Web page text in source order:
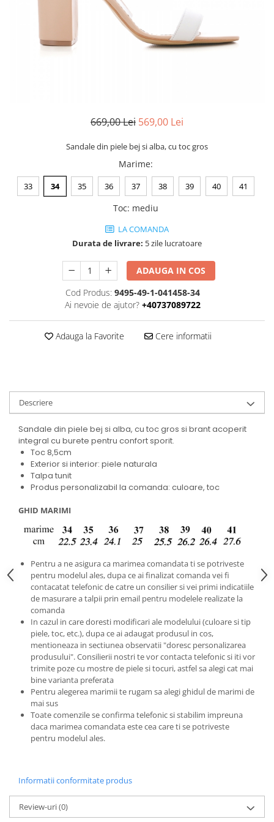
669,00 Lei 569,00 Lei
Sandale din piele bej si alba, cu toc gros
Marime:
33 34 35 36 37 38 39 40 41
Toc: mediu
LA COMANDA
Durata de livrare: 5 zile lucratoare
ADAUGA IN COS
Cod Produs: 9495-49-1-041458-34
Ai nevoie de ajutor? +40737089722
Adauga la Favorite Cere informatii
Descriere
Sandale din piele bej si alba, cu toc gros si brant acoperit
integral cu burete pentru confort sporit.
Toc 8,5cm
Exterior si interior: piele naturala
Talpa tunit
Produs personalizabil la comanda: culoare, toc
GHID MARIMI
Pentru a ne asigura ca marimea comandata ti se potriveste
pentru modelul ales, dupa ce ai finalizat comanda vei fi
contacatat telefonic de catre un consilier si vei primi indicatiile
de masurare a talpii prin email pentru modelele realizate la
comanda
In cazul in care doresti modificari ale modelului (culoare si tip
piele, toc, etc.), dupa ce ai adaugat produsul in cos,
mentioneaza in sectiunea observatii "doresc personalizarea
produsului". Consilierii nostri te vor contacta telefonic si iti vor
trimite poze cu mostre de piele si tocuri, astfel sa alegi cat mai
bine varianta preferata
Pentru alegerea marimii te rugam sa alegi ghidul de marimi de
mai sus
Toate comenzile se confirma telefonic si stabilim impreuna
daca marimea comandata este cea care ti se potriveste
pentru modelul ales.
Informatii conformitate produs
Review-uri(0)